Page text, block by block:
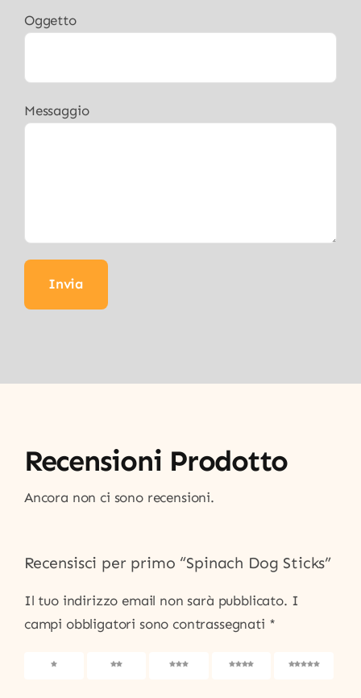
Oggetto
Messaggio
Recensioni Prodotto
Ancora non ci sono recensioni.
Recensisci per primo “Spinach Dog Sticks”
Il tuo indirizzo email non sarà pubblicato. I
campi obbligatori sono contrassegnati *
5